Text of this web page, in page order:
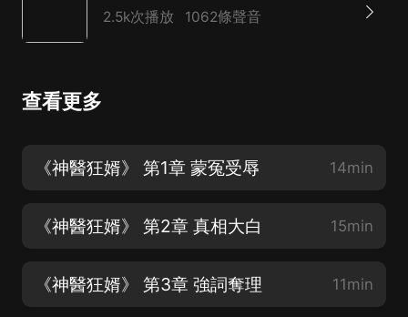
2.5k次播放 1062條聲音
查看更多
《神醫狂婿》 第1章 蒙冤受辱 14min
《神醫狂婿》 第2章 真相大白 15min
《神醫狂婿》 第3章 強詞奪理 11min